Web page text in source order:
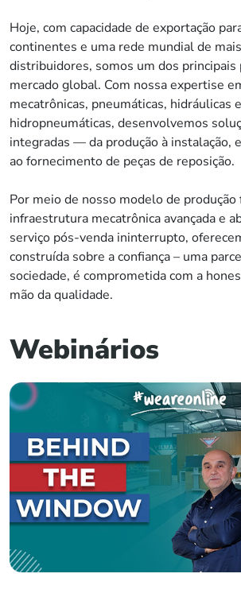
Hoje, com capacidade de exportação
continentes e uma rede mundial de
distribuidores, somos um dos principais
mercado global. Com nossa expertise
mecatrônicas, pneumáticas, hidráulicas e
hidropneumáticas, desenvolvemos
integradas — da produção à instalação,
ao fornecimento de peças de reposição.
Por meio de nosso modelo de produção
infraestrutura mecatrônica avançada e
serviço pós-venda ininterrupto,
construída sobre a confiança – uma
sociedade, é comprometida com a
mão da qualidade.
Webinários